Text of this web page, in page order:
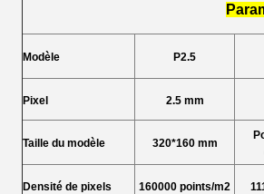
Modèle P2.5
Pixel 2.5 mm
Taille du modèle 320*160 mm
Densité de pixels 160000 points/m2